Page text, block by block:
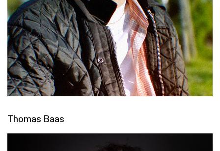
Thomas Baas